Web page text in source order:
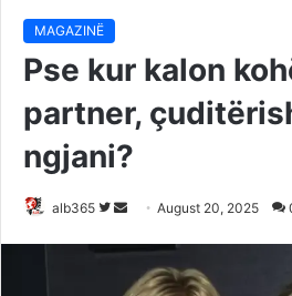
MAGAZINË
Pse kur kalon
partner,
ngjani?
alb365
Follow
Send August 20, 2025